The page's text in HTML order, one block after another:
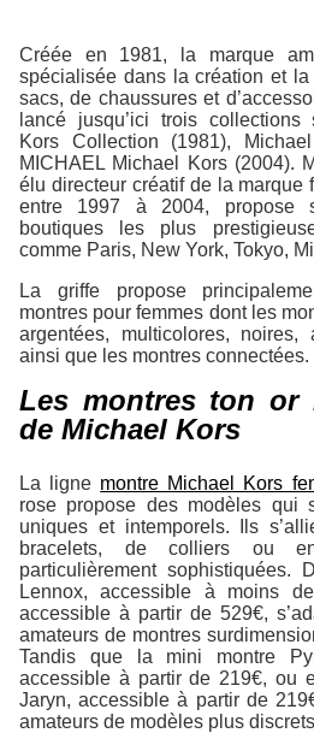
Créée en 1981, la marque
spécialisée dans la création et
sacs, de chaussures et
lancé jusqu’ici trois collections
Kors Collection (1981),
MICHAEL Michael Kors (2004).
élu directeur créatif de la marque
entre 1997 à 2004, propose
boutiques les plus
comme Paris, New York, Tokyo,
La griffe propose
montres pour femmes dont les
argentées, multicolores,
ainsi que les montres connectées.
Les montres ton or
de Michael Kors
La ligne montre Michael Kors
rose propose des modèles qui
uniques et intemporels. Ils
bracelets, de colliers ou
particulièrement sophistiquées.
Lennox, accessible à moins
accessible à partir de 529€,
amateurs de montres
Tandis que la mini montre
accessible à partir de 219€, ou
Jaryn, accessible à partir de
amateurs de modèles plus